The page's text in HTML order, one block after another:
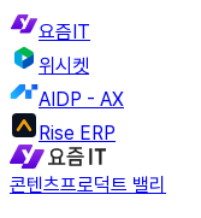
요즘IT
위시켓
AIDP - AX
Rise ERP
콘텐츠프로덕트 밸리